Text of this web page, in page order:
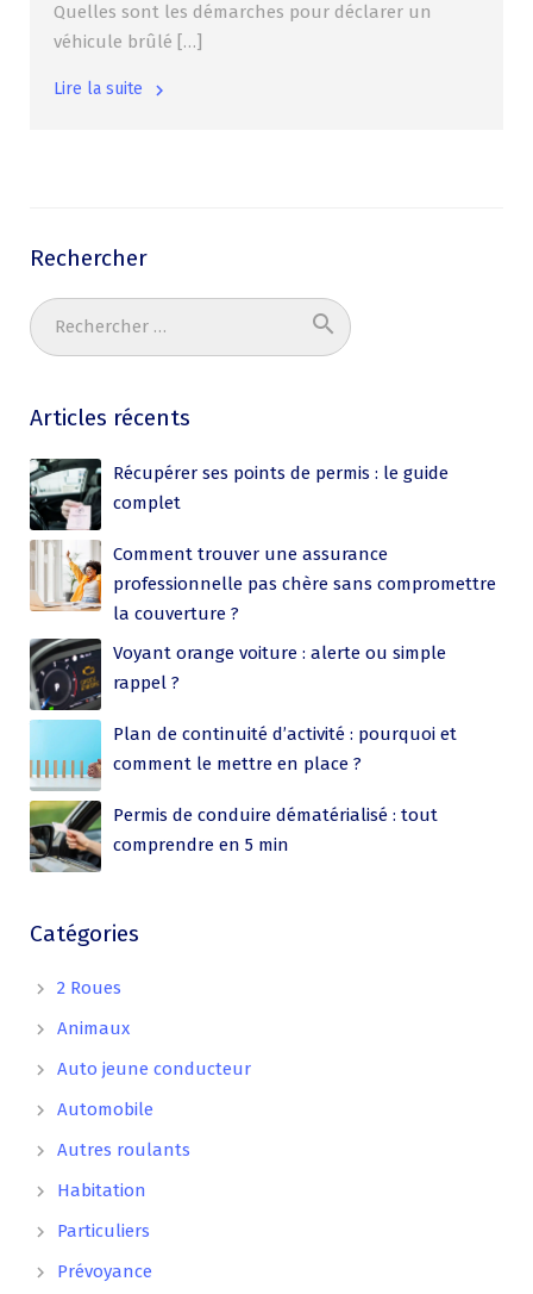
Quelles sont les démarches pour déclarer un
véhicule brûlé […]
Lire la suite
Rechercher
search
Ok
Articles récents
Récupérer ses points de permis : le guide
complet
Comment trouver une assurance
professionnelle pas chère sans compromettre
la couverture ?
Voyant orange voiture : alerte ou simple
rappel ?
Plan de continuité d’activité : pourquoi et
comment le mettre en place ?
Permis de conduire dématérialisé : tout
comprendre en 5 min
Catégories
2 Roues
Animaux
Auto jeune conducteur
Automobile
Autres roulants
Habitation
Particuliers
Prévoyance